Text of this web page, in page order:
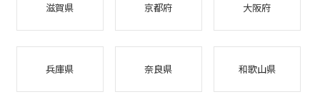
滋賀県 京都府 大阪府
兵庫県 奈良県 和歌山県